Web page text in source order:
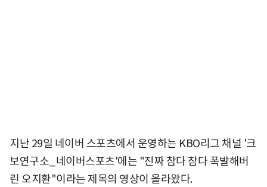
지난 29일 네이버 스포츠에서 운영하는 KBO리그 채널 '크
보연구소_네이버스포츠'에는 "진짜 참다 참다 폭발해버
린 오지환"이라는 제목의 영상이 올라왔다.